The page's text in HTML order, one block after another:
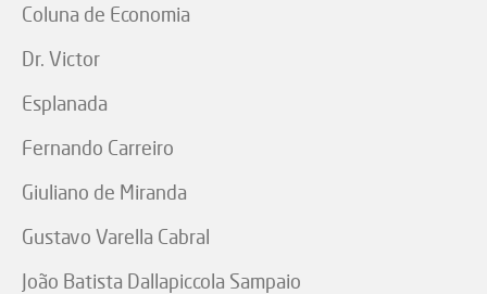
Coluna de Economia
Dr. Victor
Esplanada
Fernando Carreiro
Giuliano de Miranda
Gustavo Varella Cabral
João Batista Dallapiccola Sampaio